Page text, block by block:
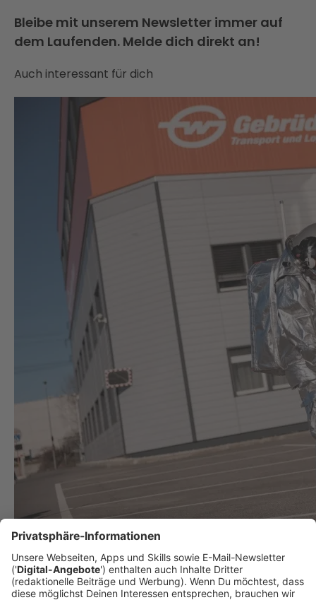
Bleibe mit unserem Newsletter immer auf
dem Laufenden. Melde dich direkt an!
Auch interessant für dich
Oberösterreicher organisiert spektakuläres Mars
Experiment!